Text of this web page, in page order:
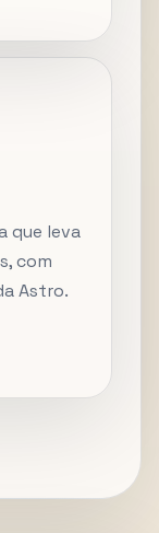
que leva
com
Astro.